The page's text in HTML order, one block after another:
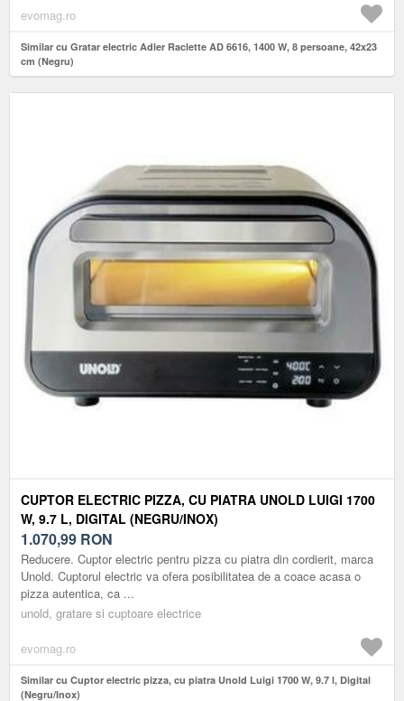
evomag.ro
Similar cu Gratar electric Adler Raclette AD 6616, 1400 W, 8 persoane, 42x23
cm (Negru)
CUPTOR ELECTRIC PIZZA, CU PIATRA UNOLD LUIGI 1700
W, 9.7 L, DIGITAL (NEGRU/INOX)
1.070,99 RON
Reducere. Cuptor electric pentru pizza cu piatra din cordierit, marca
Unold. Cuptorul electric va ofera posibilitatea de a coace acasa o
pizza autentica, ca ...
unold, gratare si cuptoare electrice
evomag.ro
Similar cu Cuptor electric pizza, cu piatra Unold Luigi 1700 W, 9.7 l, Digital
(Negru/Inox)